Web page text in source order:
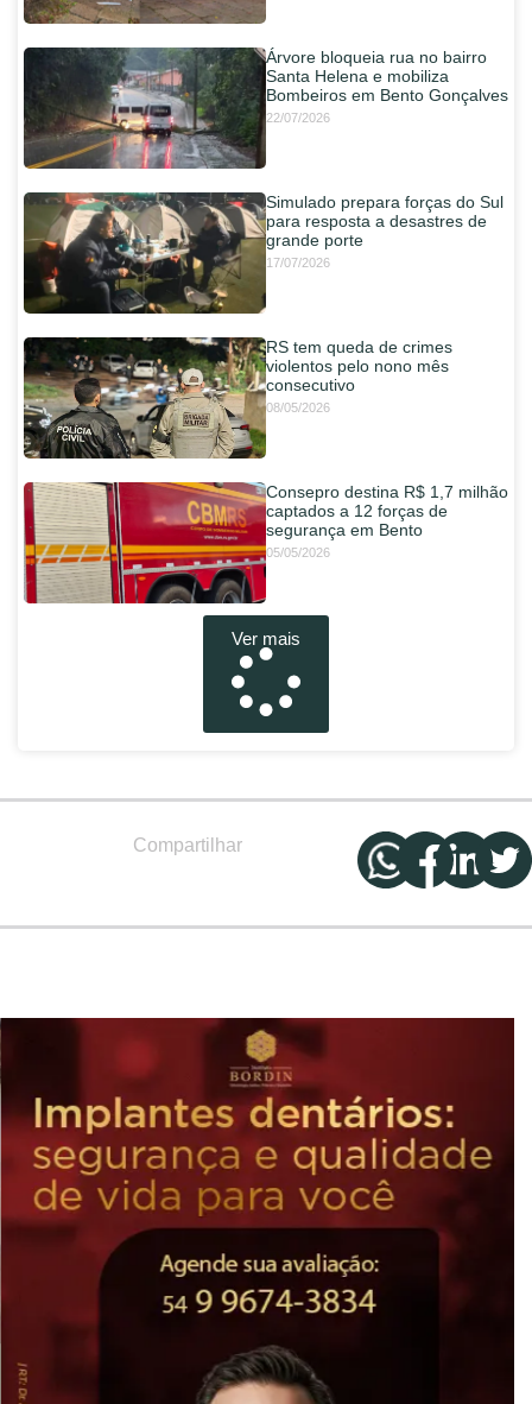
Árvore bloqueia rua no bairro
Santa Helena e mobiliza
Bombeiros em Bento Gonçalves
22/07/2026
Simulado prepara forças do Sul
para resposta a desastres de
grande porte
17/07/2026
RS tem queda de crimes
violentos pelo nono mês
consecutivo
08/05/2026
Consepro destina R$ 1,7 milhão
captados a 12 forças de
segurança em Bento
05/05/2026
Ver mais
Compartilhar